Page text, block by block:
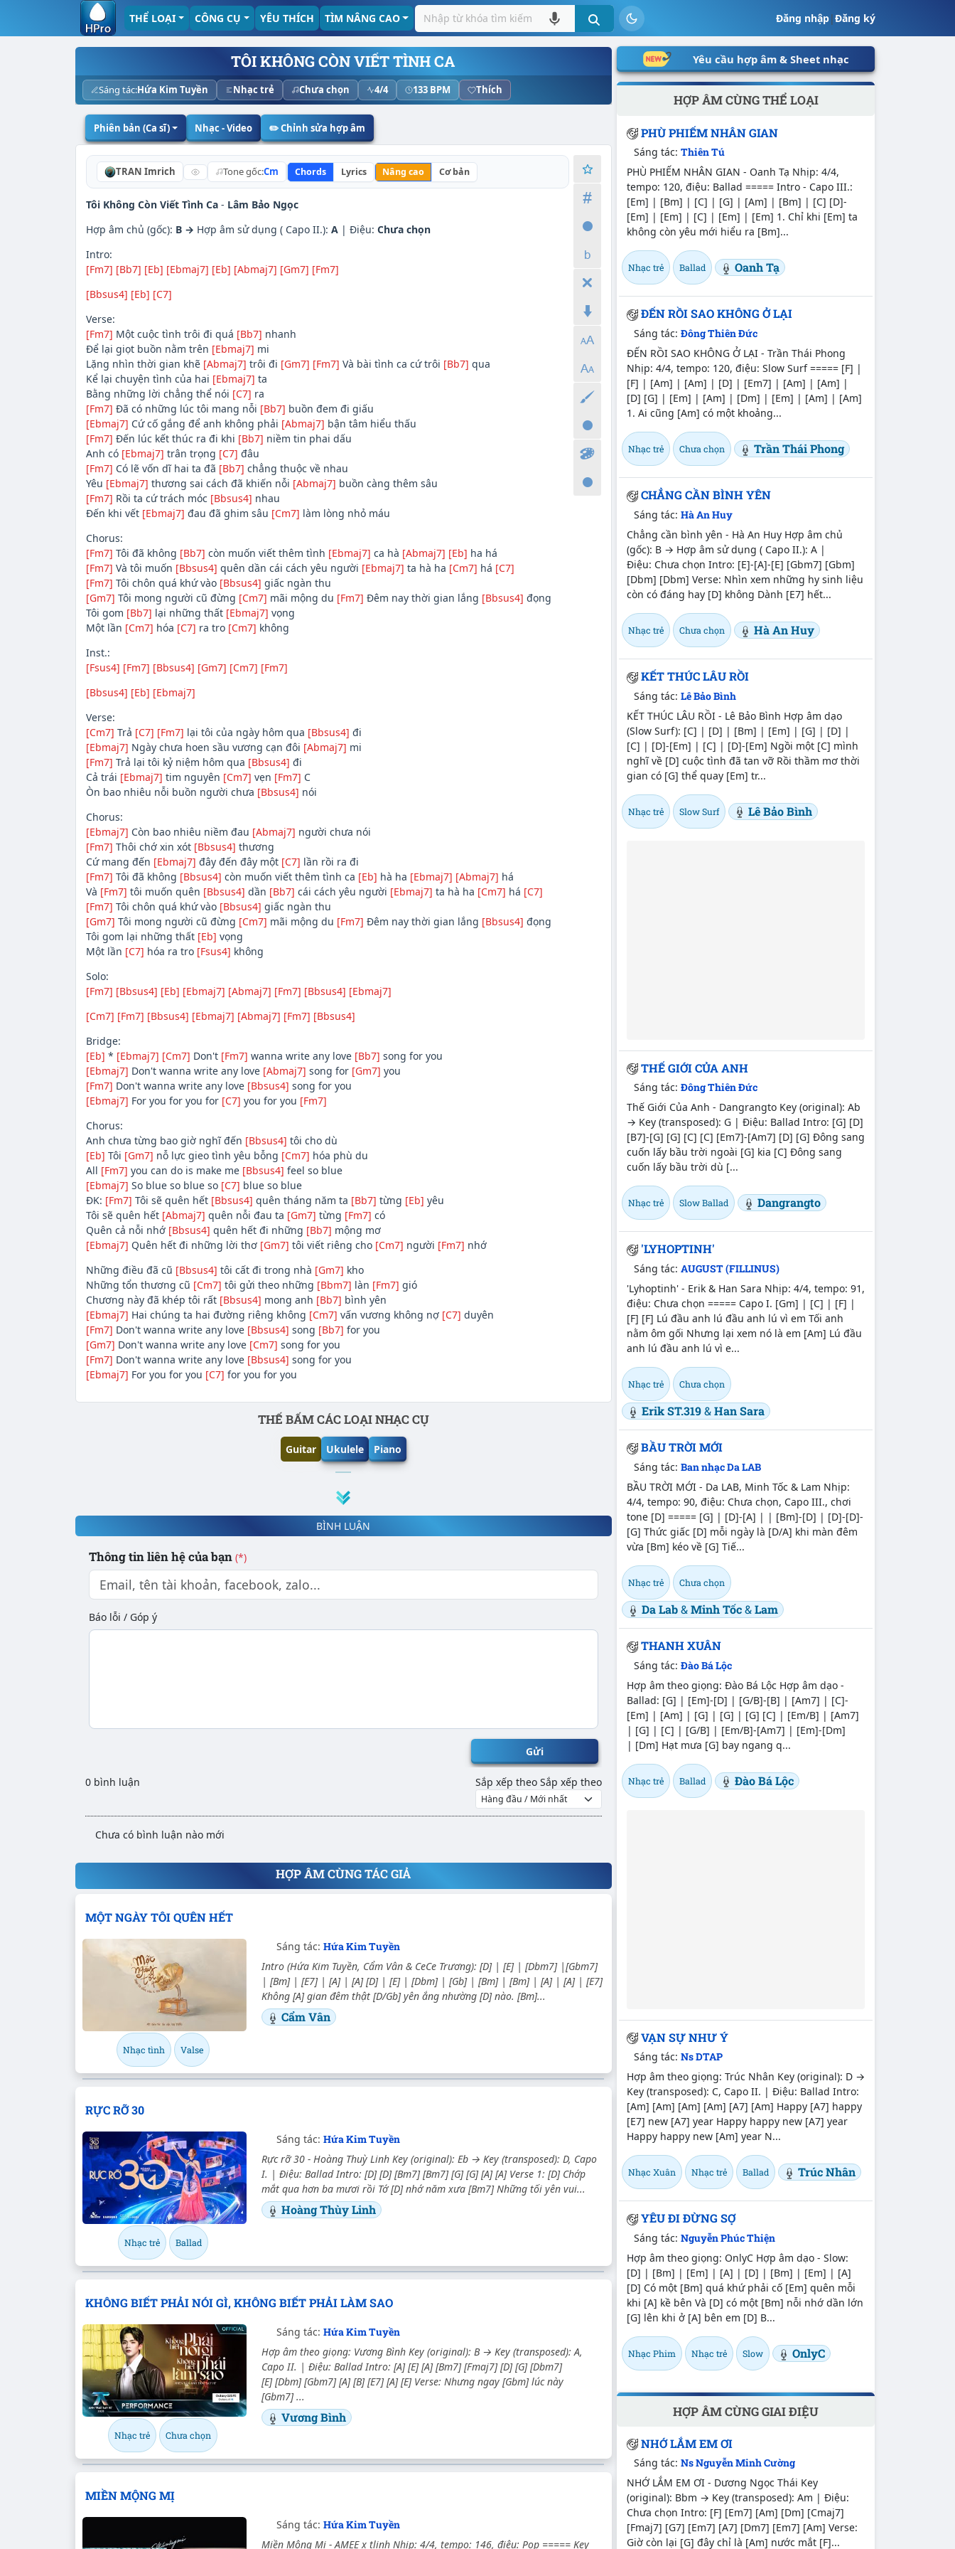
Đăng nhập|Đăng ký
THỂ LOẠI CÔNG CỤ YÊU THÍCH TÌM NÂNG CAO
TÔI KHÔNG CÒN VIẾT TÌNH CA
Sáng tác:Hứa Kim Tuyền Nhạc trẻ Chưa chọn 4/4 133 BPM Thích
Phiên bản (Ca sĩ) Nhạc - Video ✏️ Chỉnh sửa hợp âm
TRAN Imrich Tone gốc:Cm Chords Lyrics Nâng cao Cơ bản
Tôi Không Còn Viết Tình Ca- Lâm Bảo Ngọc
Hợp âm chủ (gốc): B → Hợp âm sử dụng ( Capo II.): A| Điệu: Chưa chọn
Intro:
[Fm7] [Bb7] [Eb] [Ebmaj7] [Eb] [Abmaj7] [Gm7] [Fm7]
[Bbsus4] [Eb] [C7]
Verse:
[Fm7] Một cuộc tình trôi đi quá [Bb7] nhanh
Để lại giọt buồn nằm trên [Ebmaj7] mi
Lặng nhìn thời gian khẽ [Abmaj7] trôi đi [Gm7] [Fm7] Và bài tình ca cứ trôi [Bb7] qua
Kể lại chuyện tình của hai [Ebmaj7] ta
Bằng những lời chẳng thể nói [C7] ra
[Fm7] Đã có những lúc tôi mang nỗi [Bb7] buồn đem đi giấu
[Ebmaj7] Cứ cố gắng để anh không phải [Abmaj7] bận tâm hiểu thấu
[Fm7] Đến lúc kết thúc ra đi khi [Bb7] niềm tin phai dấu
Anh có [Ebmaj7] trân trọng [C7] đâu
[Fm7] Có lẽ vốn dĩ hai ta đã [Bb7] chẳng thuộc về nhau
Yêu [Ebmaj7] thương sai cách đã khiến nỗi [Abmaj7] buồn càng thêm sâu
[Fm7] Rồi ta cứ trách móc [Bbsus4] nhau
Đến khi vết [Ebmaj7] đau đã ghim sâu [Cm7] làm lòng nhỏ máu
Chorus:
[Fm7] Tôi đã không [Bb7] còn muốn viết thêm tình [Ebmaj7] ca hà [Abmaj7] [Eb] ha há
[Fm7] Và tôi muốn [Bbsus4] quên dần cái cách yêu người [Ebmaj7] ta hà ha [Cm7] há [C7]
[Fm7] Tôi chôn quá khứ vào [Bbsus4] giấc ngàn thu
[Gm7] Tôi mong người cũ đừng [Cm7] mãi mộng du [Fm7] Đêm nay thời gian lắng [Bbsus4] đọng
Tôi gom [Bb7] lại những thất [Ebmaj7] vọng
Một lần [Cm7] hóa [C7] ra tro [Cm7] không
Inst.:
[Fsus4] [Fm7] [Bbsus4] [Gm7] [Cm7] [Fm7]
[Bbsus4] [Eb] [Ebmaj7]
Verse:
[Cm7] Trả [C7] [Fm7] lại tôi của ngày hôm qua [Bbsus4] đi
[Ebmaj7] Ngày chưa hoen sầu vương cạn đôi [Abmaj7] mi
[Fm7] Trả lại tôi kỷ niệm hôm qua [Bbsus4] đi
Cả trái [Ebmaj7] tim nguyên [Cm7] vẹn [Fm7] C
Òn bao nhiêu nỗi buồn người chưa [Bbsus4] nói
Chorus:
[Ebmaj7] Còn bao nhiêu niềm đau [Abmaj7] người chưa nói
[Fm7] Thôi chớ xin xót [Bbsus4] thương
Cứ mang đến [Ebmaj7] đây đến đây một [C7] lần rồi ra đi
[Fm7] Tôi đã không [Bbsus4] còn muốn viết thêm tình ca [Eb] hà ha [Ebmaj7] [Abmaj7] há
Và [Fm7] tôi muốn quên [Bbsus4] dần [Bb7] cái cách yêu người [Ebmaj7] ta hà ha [Cm7] há [C7]
[Fm7] Tôi chôn quá khứ vào [Bbsus4] giấc ngàn thu
[Gm7] Tôi mong người cũ đừng [Cm7] mãi mộng du [Fm7] Đêm nay thời gian lắng [Bbsus4] đọng
Tôi gom lại những thất [Eb] vọng
Một lần [C7] hóa ra tro [Fsus4] không
Solo:
[Fm7] [Bbsus4] [Eb] [Ebmaj7] [Abmaj7] [Fm7] [Bbsus4] [Ebmaj7]
[Cm7] [Fm7] [Bbsus4] [Ebmaj7] [Abmaj7] [Fm7] [Bbsus4]
Bridge:
[Eb] * [Ebmaj7] [Cm7] Don't [Fm7] wanna write any love [Bb7] song for you
[Ebmaj7] Don't wanna write any love [Abmaj7] song for [Gm7] you
[Fm7] Don't wanna write any love [Bbsus4] song for you
[Ebmaj7] For you for you for [C7] you for you [Fm7]
Chorus:
Anh chưa từng bao giờ nghĩ đến [Bbsus4] tôi cho dù
[Eb] Tôi [Gm7] nỗ lực gieo tình yêu bỗng [Cm7] hóa phù du
All [Fm7] you can do is make me [Bbsus4] feel so blue
[Ebmaj7] So blue so blue so [C7] blue so blue
ĐK: [Fm7] Tôi sẽ quên hết [Bbsus4] quên tháng năm ta [Bb7] từng [Eb] yêu
Tôi sẽ quên hết [Abmaj7] quên nỗi đau ta [Gm7] từng [Fm7] có
Quên cả nỗi nhớ [Bbsus4] quên hết đi những [Bb7] mộng mơ
[Ebmaj7] Quên hết đi những lời thơ [Gm7] tôi viết riêng cho [Cm7] người [Fm7] nhớ
Những điều đã cũ [Bbsus4] tôi cất đi trong nhà [Gm7] kho
Những tổn thương cũ [Cm7] tôi gửi theo những [Bbm7] làn [Fm7] gió
Chương này đã khép tôi rất [Bbsus4] mong anh [Bb7] bình yên
[Ebmaj7] Hai chúng ta hai đường riêng không [Cm7] vấn vương không nợ [C7] duyên
[Fm7] Don't wanna write any love [Bbsus4] song [Bb7] for you
[Gm7] Don't wanna write any love [Cm7] song for you
[Fm7] Don't wanna write any love [Bbsus4] song for you
[Ebmaj7] For you for you [C7] for you for you
THẾ BẤM CÁC LOẠI NHẠC CỤ
Guitar Ukulele Piano
BÌNH LUẬN
Thông tin liên hệ của bạn (*)
Báo lỗi / Góp ý
Gửi
0 bình luận Sắp xếp theo Sắp xếp theo
Chưa có bình luận nào mới
HỢP ÂM CÙNG TÁC GIẢ
MỘT NGÀY TÔI QUÊN HẾT
Nhạc tình Valse
Sáng tác: Hứa Kim Tuyền
Intro (Hứa Kim Tuyền, Cẩm Vân & CeCe Trương): [D] | [E] | [Dbm7] |[Gbm7]
| [Bm] | [E7] | [A] | [A] [D] | [E] | [Dbm] | [Gb] | [Bm] | [Bm] | [A] | [A] | [E7]
Không [A] gian đêm thật [D/Gb] yên ắng nhường [D] nào. [Bm]...
Cẩm Vân
RỰC RỠ 30
Nhạc trẻ Ballad
Sáng tác: Hứa Kim Tuyền
Rực rỡ 30 - Hoàng Thuỳ Linh Key (original): Eb → Key (transposed): D, Capo
I. | Điệu: Ballad Intro: [D] [D] [Bm7] [Bm7] [G] [G] [A] [A] Verse 1: [D] Chớp
mắt qua hơn ba mươi rồi Tớ [D] nhớ năm xưa [Bm7] Những tối yên vui...
Hoàng Thùy Linh
KHÔNG BIẾT PHẢI NÓI GÌ, KHÔNG BIẾT PHẢI LÀM SAO
Nhạc trẻ Chưa chọn
Sáng tác: Hứa Kim Tuyền
Hợp âm theo giọng: Vương Bình Key (original): B → Key (transposed): A,
Capo II. | Điệu: Ballad Intro: [A] [E] [A] [Bm7] [Fmaj7] [D] [G] [Dbm7]
[E] [Dbm] [Gbm7] [A] [B] [E7] [A] [E] Verse: Nhưng ngay [Gbm] lúc này
[Gbm7] ...
Vương Bình
MIỀN MỘNG MỊ
Sáng tác: Hứa Kim Tuyền
Miền Mộng Mị - AMEE x tlinh Nhịp: 4/4, tempo: 146, điệu: Pop ===== Key
Yêu cầu hợp âm & Sheet nhạc
HỢP ÂM CÙNG THỂ LOẠI
PHÙ PHIẾM NHÂN GIAN
Sáng tác:Thiên Tú
PHÙ PHIẾM NHÂN GIAN - Oanh Tạ Nhịp: 4/4,
tempo: 120, điệu: Ballad ===== Intro - Capo III.:
[Em] | [Bm] | [C] | [G] | [Am] | [Bm] | [C] [D]-
[Em] | [Em] | [C] | [Em] | [Em] 1. Chỉ khi [Em] ta
không còn yêu mới hiểu ra [Bm]...
Nhạc trẻ Ballad Oanh Tạ
ĐẾN RỒI SAO KHÔNG Ở LẠI
Sáng tác:Đông Thiên Đức
ĐẾN RỒI SAO KHÔNG Ở LẠI - Trần Thái Phong
Nhịp: 4/4, tempo: 120, điệu: Slow Surf ===== [F] |
[F] | [Am] | [Am] | [D] | [Em7] | [Am] | [Am] |
[D] [G] | [Em] | [Am] | [Dm] | [Em] | [Am] | [Am]
1. Ai cũng [Am] có một khoảng...
Nhạc trẻ Chưa chọn Trần Thái Phong
CHẲNG CẦN BÌNH YÊN
Sáng tác:Hà An Huy
Chẳng cần bình yên - Hà An Huy Hợp âm chủ
(gốc): B → Hợp âm sử dụng ( Capo II.): A |
Điệu: Chưa chọn Intro: [E]-[A]-[E] [Gbm7] [Gbm]
[Dbm] [Dbm] Verse: Nhìn xem những hy sinh liệu
còn có đáng hay [D] không Dành [E7] hết...
Nhạc trẻ Chưa chọn Hà An Huy
KẾT THÚC LÂU RỒI
Sáng tác:Lê Bảo Bình
KẾT THÚC LÂU RỒI - Lê Bảo Bình Hợp âm dạo
(Slow Surf): [C] | [D] | [Bm] | [Em] | [G] | [D] |
[C] | [D]-[Em] | [C] | [D]-[Em] Ngồi một [C] mình
nghĩ về [D] cuộc tình đã tan vỡ Rồi thầm mơ thời
gian có [G] thể quay [Em] tr...
Nhạc trẻ Slow Surf Lê Bảo Bình
THẾ GIỚI CỦA ANH
Sáng tác:Đông Thiên Đức
Thế Giới Của Anh - Dangrangto Key (original): Ab
→ Key (transposed): G | Điệu: Ballad Intro: [G] [D]
[B7]-[G] [G] [C] [C] [Em7]-[Am7] [D] [G] Đông sang
cuốn lấy bầu trời ngoài [G] kia [C] Đông sang
cuốn lấy bầu trời dù [...
Nhạc trẻ Slow Ballad Dangrangto
'LYHOPTINH'
Sáng tác:AUGUST (FILLINUS)
'Lyhoptinh' - Erik & Han Sara Nhịp: 4/4, tempo: 91,
điệu: Chưa chọn ===== Capo I. [Gm] | [C] | [F] |
[F] [F] Lú đầu anh lú đầu anh lú vì em Tối anh
nằm ôm gối Nhưng lại xem nó là em [Am] Lú đầu
anh lú đầu anh lú vì e...
Nhạc trẻ Chưa chọn
Erik ST.319&Han Sara
BẦU TRỜI MỚI
Sáng tác:Ban nhạc Da LAB
BẦU TRỜI MỚI - Da LAB, Minh Tốc & Lam Nhịp:
4/4, tempo: 90, điệu: Chưa chọn, Capo III., chơi
tone [D] ===== [G] | [D]-[A] | | [Bm]-[D] | [D]-[D]-
[G] Thức giấc [D] mỗi ngày là [D/A] khi màn đêm
vừa [Bm] kéo về [G] Tiế...
Nhạc trẻ Chưa chọn
Da Lab&Minh Tốc&Lam
THANH XUÂN
Sáng tác:Đào Bá Lộc
Hợp âm theo giọng: Đào Bá Lộc Hợp âm dạo -
Ballad: [G] | [Em]-[D] | [G/B]-[B] | [Am7] | [C]-
[Em] | [Am] | [G] | [G] | [G] [C] | [Em/B] | [Am7]
| [G] | [C] | [G/B] | [Em/B]-[Am7] | [Em]-[Dm]
| [Dm] Hạt mưa [G] bay ngang q...
Nhạc trẻ Ballad Đào Bá Lộc
VẠN SỰ NHƯ Ý
Sáng tác:Ns DTAP
Hợp âm theo giọng: Trúc Nhân Key (original): D →
Key (transposed): C, Capo II. | Điệu: Ballad Intro:
[Am] [Am] [Am] [Am] [A7] [Am] Happy [A7] happy
[E7] new [A7] year Happy happy new [A7] year
Happy happy new [Am] year N...
Nhạc Xuân Nhạc trẻ Ballad Trúc Nhân
YÊU ĐI ĐỪNG SỢ
Sáng tác:Nguyễn Phúc Thiện
Hợp âm theo giọng: OnlyC Hợp âm dạo - Slow:
[D] | [Bm] | [Em] | [A] | [D] | [Bm] | [Em] | [A]
[D] Có một [Bm] quá khứ phải cố [Em] quên mỗi
khi [A] kề bên Và [D] có một [Bm] nỗi nhớ dần lớn
[G] lên khi ở [A] bên em [D] B...
Nhạc Phim Nhạc trẻ Slow OnlyC
HỢP ÂM CÙNG GIAI ĐIỆU
NHỚ LẮM EM ƠI
Sáng tác:Ns Nguyễn Minh Cường
NHỚ LẮM EM ƠI - Dương Ngọc Thái Key
(original): Bbm → Key (transposed): Am | Điệu:
Chưa chọn Intro: [F] [Em7] [Am] [Dm] [Cmaj7]
[Fmaj7] [G7] [Em7] [A7] [Dm7] [Em7] [Am] Verse:
Giờ còn lại [G] đây chỉ là [Am] nước mắt [F]...